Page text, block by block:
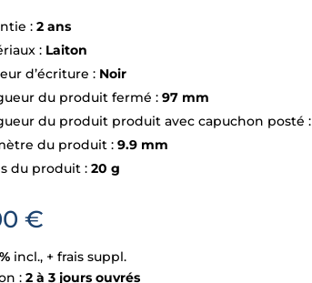
: 2 ans
: Laiton
d’écriture : Noir
du produit fermé : 97 mm
du produit produit avec capuchon posté :
du produit : 9.9 mm
du produit : 20 g
€
incl., + frais suppl.
: 2 à 3 jours ouvrés